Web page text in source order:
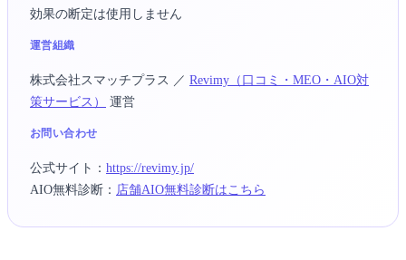
効果の断定は使用しません
運営組織
株式会社スマッチプラス ／ Revimy（口コミ・MEO・AIO対
策サービス）
運営
お問い合わせ
公式サイト： https://revimy.jp/
AIO無料診断： 店舗AIO無料診断はこちら